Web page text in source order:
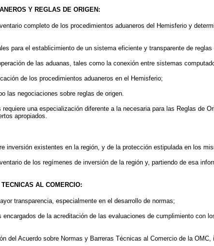
Y REGLAS DE ORIGEN:
completo de los procedimientos aduaneros del Hemisferio y
para el establicimiento de un sistema eficiente y transparente de
de las aduanas, tales como la conexión entre sistemas
de los procedimientos aduaneros en el Hemisferio;
las negociaciones sobre reglas de origen.
una especialización diferente a la necesaria para las Reglas de
apropiados.
inversión existentes en la región, y de la protección estipulada en los
de los regímenes de inversión de la región y, partiendo de esa
AL COMERCIO:
transparencia, especialmente en el desarrollo de normas;
de la acreditación de las evaluaciones de cumplimiento con
del Acuerdo sobre Normas y Barreras Técnicas al Comercio de la